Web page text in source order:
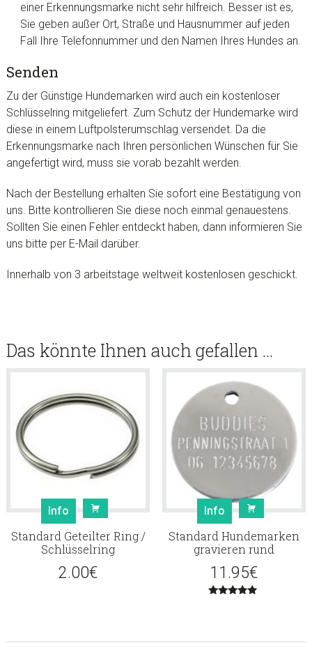
einer Erkennungsmarke nicht sehr hilfreich. Besser ist es,
Sie geben außer Ort, Straße und Hausnummer auf jeden
Fall Ihre Telefonnummer und den Namen Ihres Hundes an.
Senden
Zu der Günstige Hundemarken wird auch ein kostenloser
Schlüsselring mitgeliefert. Zum Schutz der Hundemarke wird
diese in einem Luftpolsterumschlag versendet. Da die
Erkennungsmarke nach Ihren persönlichen Wünschen für Sie
angefertigt wird, muss sie vorab bezahlt werden.
Nach der Bestellung erhalten Sie sofort eine Bestätigung von
uns. Bitte kontrollieren Sie diese noch einmal genauestens.
Sollten Sie einen Fehler entdeckt haben, dann informieren Sie
uns bitte per E-Mail darüber.
Innerhalb von 3 arbeitstage weltweit kostenlosen geschickt.
Das könnte Ihnen auch gefallen …
Info
Standard Geteilter Ring /
Schlüsselring
2.00€
Info
Standard Hundemarken
gravieren rund
11.95€